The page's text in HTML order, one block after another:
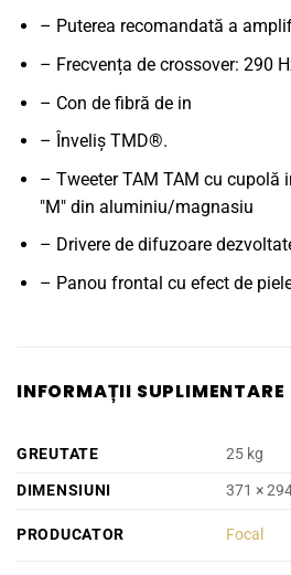
– Puterea recomandată a
– Frecvența de crossover: 290
– Con de fibră de in
– Înveliș TMD®.
– Tweeter TAM TAM cu cupolă
"M" din aluminiu/magnasiu
– Drivere de difuzoare
– Panou frontal cu efect de
INFORMAȚII SUPLIMENTARE
GREUTATE
25 kg
DIMENSIUNI
371 ×
PRODUCATOR Focal